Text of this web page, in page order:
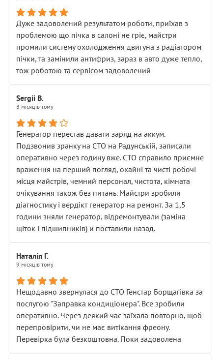
Дуже задоволений результатом роботи, приїхав з
проблемою що пічка в салоні не гріє, майстри
промили систему охолодження двигуна з радіатором
пічки, та замінили антифриз, зараз в авто дуже тепло,
тож роботою та сервісом задоволений
Sergii B.
8 місяців тому
Генератор перестав давати заряд на аккум.
Подзвонив зранку на СТО на Радунській, записали
оперативно через годину вже. СТО справило приємне
враження на перший погляд, охайні та чисті робочі
місця майстрів, чемний персонал, чистота, кімната
очікування також без питань. Майстри зробили
діагностику і вердікт генератор на ремонт. За 1,5
години зняли генератор, відремонтували (заміна
щіток і підшипників) и поставили назад.
Наталія Г.
9 місяців тому
Нещодавно звернулася до СТО Генстар Борщагівка за
послугою "Заправка кондиціонера". Все зробили
оперативно. Через деякий час заїхала повторно, щоб
перепровірити, чи не має витікання фреону.
Перевірка була безкоштовна. Поки задоволена